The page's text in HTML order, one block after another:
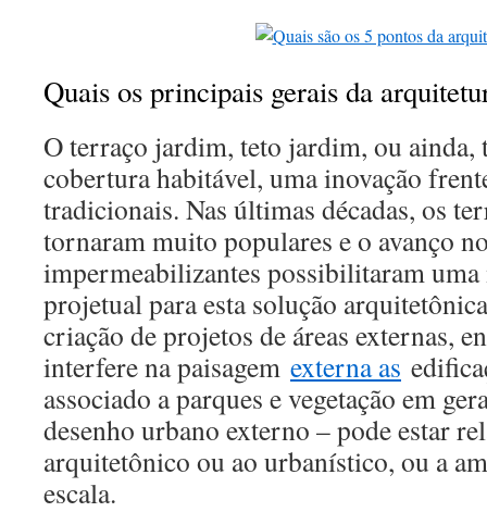
Quais os principais gerais da
O terraço jardim, teto jardim, ou ainda,
cobertura habitável, uma inovação
tradicionais. Nas últimas décadas, os
tornaram muito populares e o avanço
impermeabilizantes possibilitaram
projetual para esta solução
criação de projetos de áreas externas,
interfere na paisagem externa as
associado a parques e vegetação em
desenho urbano externo – pode estar
arquitetônico ou ao urbanístico, ou a
escala.